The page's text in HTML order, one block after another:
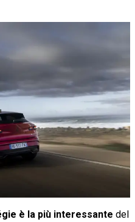
è la più interessante del